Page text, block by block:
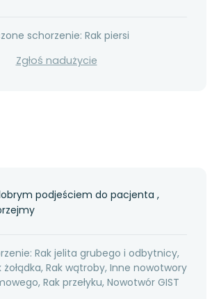
schorzenie: Rak piersi
Zgłoś nadużycie
podjeściem do pacjenta ,
Rak jelita grubego i odbytnicy,
żołądka, Rak wątroby, Inne nowotwory
Rak przełyku, Nowotwór GIST